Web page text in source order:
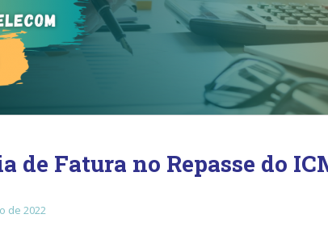
de Fatura no Repasse do
de 2022